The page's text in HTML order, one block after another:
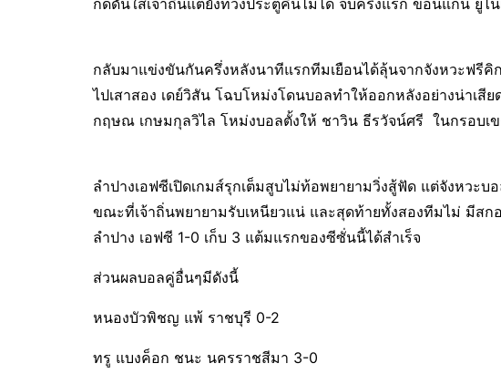
กดดันใส่เจ้าถิ่นแต่ยังทวงประตูคืนไม่ได้ จบครึ่งแรก ขอนแก่น ยูไ
กลับมาแข่งขันกันครึ่งหลังนาทีแรกทีมเยือนได้ลุ้นจากจังหวะฟรี
ไปเสาสอง เดย์วิสัน โฉบโหม่งโดนบอลทำให้ออกหลังอย่างน่าเสี
กฤษณ เกษมกุลวิไล โหม่งบอลตั้งให้ ชาวิน ธีรวัจน์ศรี ในกรอบเ
ลำปางเอฟซีเปิดเกมส์รุกเต็มสูบไม่ท้อพยายามวิ่งสู้ฟัด แต่จังหวะ
ขณะที่เจ้าถิ่นพยายามรับเหนียวแน่ และสุดท้ายทั้งสองทีมไม่ มีส
ลำปาง เอฟซี 1-0 เก็บ 3 แต้มแรกของซีซั่นนี้ได้สำเร็จ
ส่วนผลบอลคู่อื่นๆมีดังนี้
หนองบัวพิชญ แพ้ ราชบุรี 0-2
ทรู แบงค็อก ชนะ นครราชสีมา 3-0